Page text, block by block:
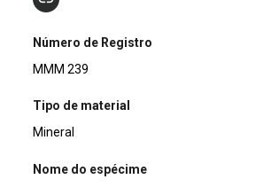
Número de Registro
MMM 239
Tipo de material
Mineral
Nome do espécime